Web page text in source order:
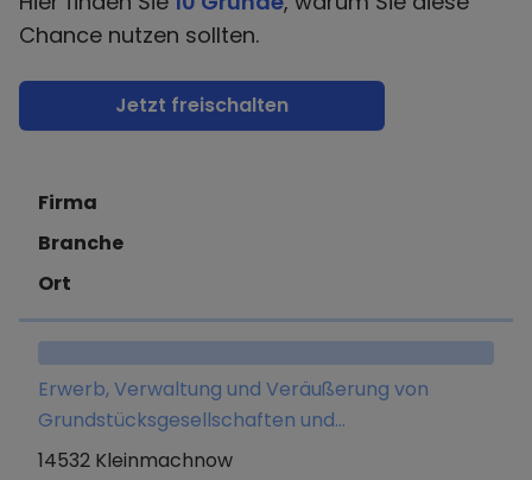
Chance nutzen sollten.
Jetzt freischalten
Firma
Branche
Ort
Erwerb, Verwaltung und Veräußerung von
Grundstücksgesellschaften und
grundstücksgleichen Rechten sowie Halten und
14532 Kleinmachnow